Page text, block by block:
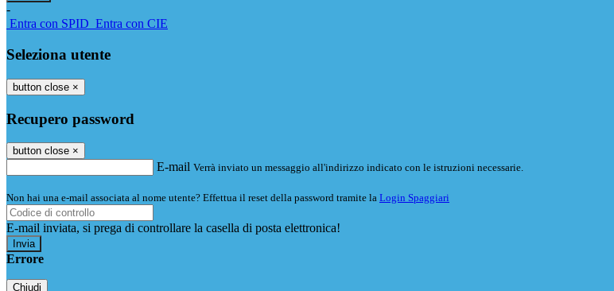
-
Entra con SPID Entra con CIE
Seleziona utente
button close ×
Recupero password
button close ×
E-mail Verrà inviato un messaggio all'indirizzo indicato con le istruzioni necessarie.
Non hai una e-mail associata al nome utente? Effettua il reset della password tramite la Login Spaggiari
E-mail inviata, si prega di controllare la casella di posta elettronica!
Errore
Chiudi